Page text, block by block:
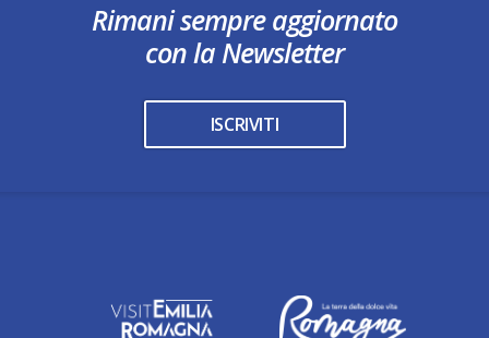
Rimani sempre aggiornato
con la Newsletter
ISCRIVITI